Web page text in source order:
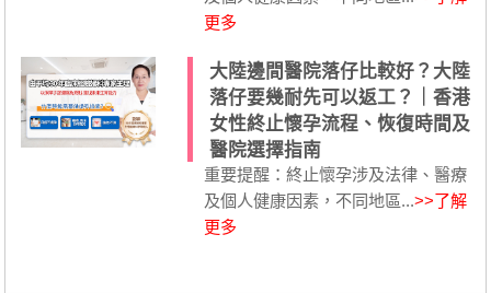
更多
大陸邊間醫院落仔比較好？大陸
落仔要幾耐先可以返工？｜香港
女性終止懷孕流程、恢復時間及
醫院選擇指南
重要提醒：終止懷孕涉及法律、醫療
及個人健康因素，不同地區...>>了解
更多